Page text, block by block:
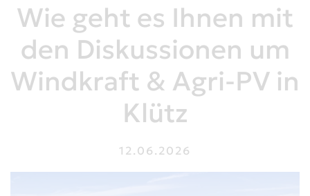
Wie geht es Ihnen mit
den Diskussionen um
Windkraft & Agri-PV in
Klütz
12.06.2026